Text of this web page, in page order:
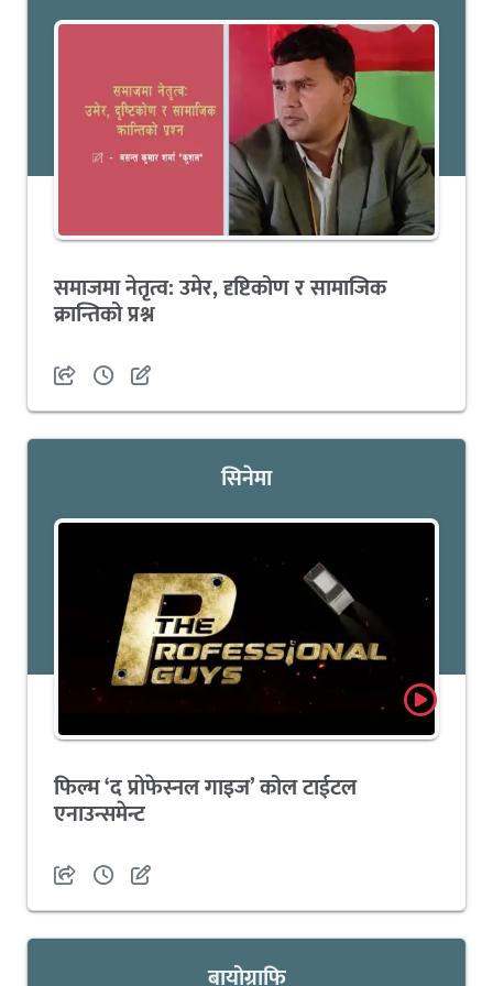
समाजमा नेतृत्व: उमेर, दृष्टिकोण र सामाजिक
क्रान्तिको प्रश्न
सिनेमा
फिल्म ‘द प्रोफेस्नल गाइज’ कोल टाईटल
एनाउन्समेन्ट
बायोग्राफि